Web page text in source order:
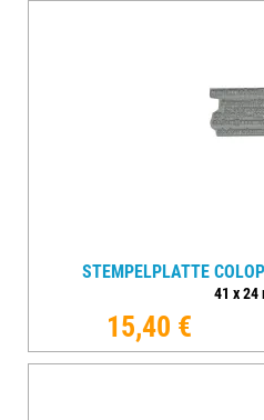
STEMPELPLATTE
41 x24
15,40 €